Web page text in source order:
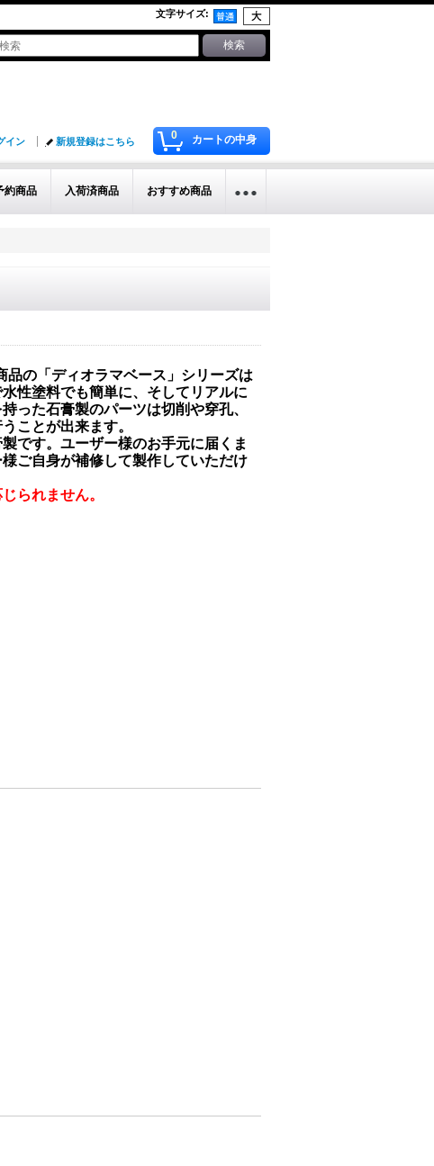
文字サイズ:
0 カートの中身
イン 新規登録はこちら
約商品 入荷済商品 おすすめ商品
品の「ディオラマベース」シリーズは
性塗料でも簡単に、そしてリアルに
った石膏製のパーツは切削や穿孔、
ことが出来ます。
です。ユーザー様のお手元に届くま
ご自身が補修して製作していただけ
られません。